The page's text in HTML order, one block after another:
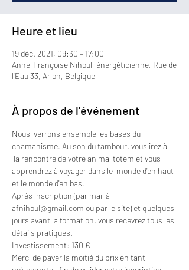
Heure et lieu
19 déc. 2021, 09:30 – 17:00
Anne-Françoise Nihoul, énergéticienne, Rue de
l'Eau 33, Arlon, Belgique
À propos de l'événement
Nous  verrons ensemble les bases du
chamanisme. Au son du tambour, vous irez à
la rencontre de votre animal totem et vous
apprendrez à voyager dans le  monde d'en haut
et le monde d'en bas.
Après inscription (par mail à
afnihoul@gmail.com ou par le site) et quelques
jours avant la formation, vous recevrez tous les
détails pratiques.
Investissement: 130 €
Merci de payer la moitié du prix en tant